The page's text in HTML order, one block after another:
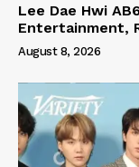
Lee Dae Hwi
Entertainment,
August 8, 2026